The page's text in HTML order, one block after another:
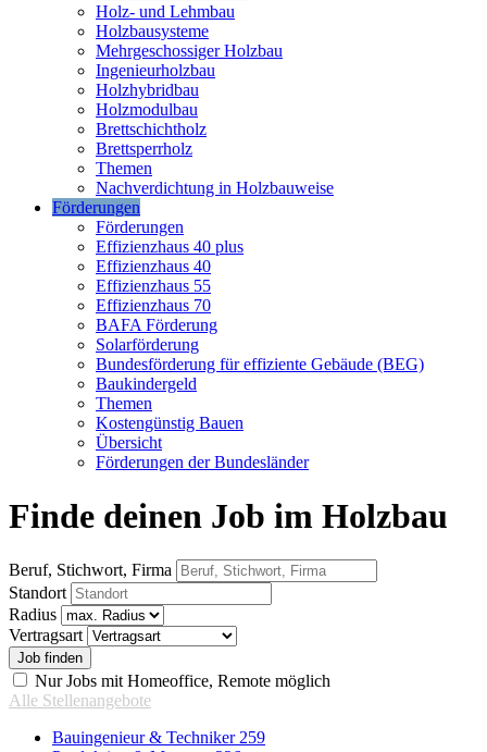
Holz- und Lehmbau
Holzbausysteme
Mehrgeschossiger Holzbau
Ingenieurholzbau
Holzhybridbau
Holzmodulbau
Brettschichtholz
Brettsperrholz
Themen
Nachverdichtung in Holzbauweise
Förderungen
Förderungen
Effizienzhaus 40 plus
Effizienzhaus 40
Effizienzhaus 55
Effizienzhaus 70
BAFA Förderung
Solarförderung
Bundesförderung für effiziente Gebäude (BEG)
Baukindergeld
Themen
Kostengünstig Bauen
Übersicht
Förderungen der Bundesländer
Finde deinen Job im Holzbau
Beruf, Stichwort, Firma
Standort
Radius
Vertragsart
Nur Jobs mit Homeoffice, Remote möglich
Alle Stellenangebote
Bauingenieur & Techniker 259